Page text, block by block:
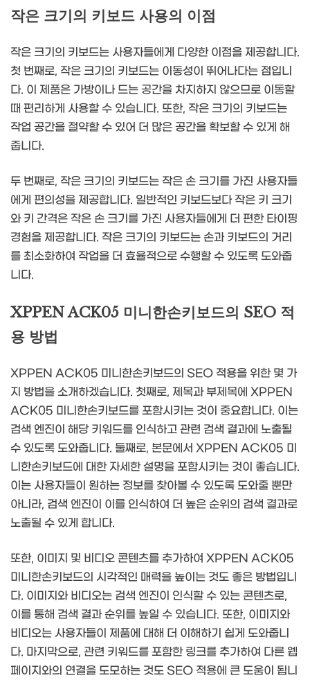
작은 크기의 키보드 사용의 이점
작은 크기의 키보드는 사용자들에게 다양한 이점을 제공합니다.
첫 번째로, 작은 크기의 키보드는 이동성이 뛰어나다는 점입니
다. 이 제품은 가방이나 드는 공간을 차지하지 않으므로 이동할
때 편리하게 사용할 수 있습니다. 또한, 작은 크기의 키보드는
작업 공간을 절약할 수 있어 더 많은 공간을 확보할 수 있게 해
줍니다.
두 번째로, 작은 크기의 키보드는 작은 손 크기를 가진 사용자들
에게 편의성을 제공합니다. 일반적인 키보드보다 작은 키 크기
와 키 간격은 작은 손 크기를 가진 사용자들에게 더 편한 타이핑
경험을 제공합니다. 작은 크기의 키보드는 손과 키보드의 거리
를 최소화하여 작업을 더 효율적으로 수행할 수 있도록 도와줍
니다.
XPPEN ACK05 미니한손키보드의 SEO 적
용 방법
XPPEN ACK05 미니한손키보드의 SEO 적용을 위한 몇 가
지 방법을 소개하겠습니다. 첫째로, 제목과 부제목에 XPPEN
ACK05 미니한손키보드를 포함시키는 것이 중요합니다. 이는
검색 엔진이 해당 키워드를 인식하고 관련 검색 결과에 노출될
수 있도록 도와줍니다. 둘째로, 본문에서 XPPEN ACK05 미
니한손키보드에 대한 자세한 설명을 포함시키는 것이 좋습니다.
이는 사용자들이 원하는 정보를 찾아볼 수 있도록 도와줄 뿐만
아니라, 검색 엔진이 이를 인식하여 더 높은 순위의 검색 결과로
노출될 수 있게 합니다.
또한, 이미지 및 비디오 콘텐츠를 추가하여 XPPEN ACK05
미니한손키보드의 시각적인 매력을 높이는 것도 좋은 방법입니
다. 이미지와 비디오는 검색 엔진이 인식할 수 있는 콘텐츠로,
이를 통해 검색 결과 순위를 높일 수 있습니다. 또한, 이미지와
비디오는 사용자들이 제품에 대해 더 이해하기 쉽게 도와줍니
다. 마지막으로, 관련 키워드를 포함한 링크를 추가하여 다른 웹
페이지와의 연결을 도모하는 것도 SEO 적용에 큰 도움이 됩니